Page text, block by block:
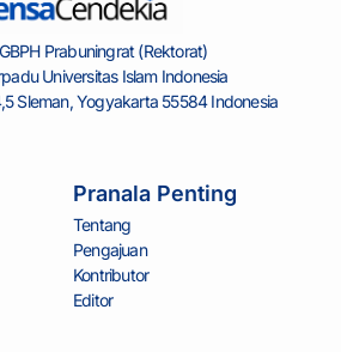
Prabuningrat (Rektorat)
Universitas Islam Indonesia
Sleman, Yogyakarta 55584 Indonesia
Pranala Penting
Tentang
Pengajuan
Kontributor
Editor